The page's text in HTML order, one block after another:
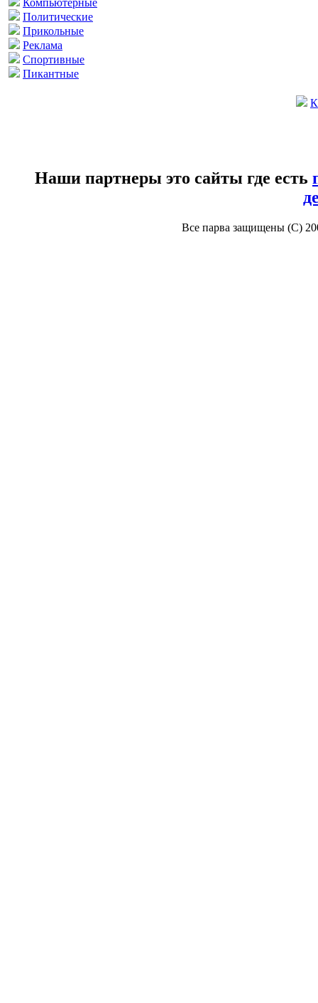
Компьютерные
Политические
Прикольные
Реклама
Спортивные
Пикантные
Наши партнеры это сайты где есть
Все парва защищены (С)